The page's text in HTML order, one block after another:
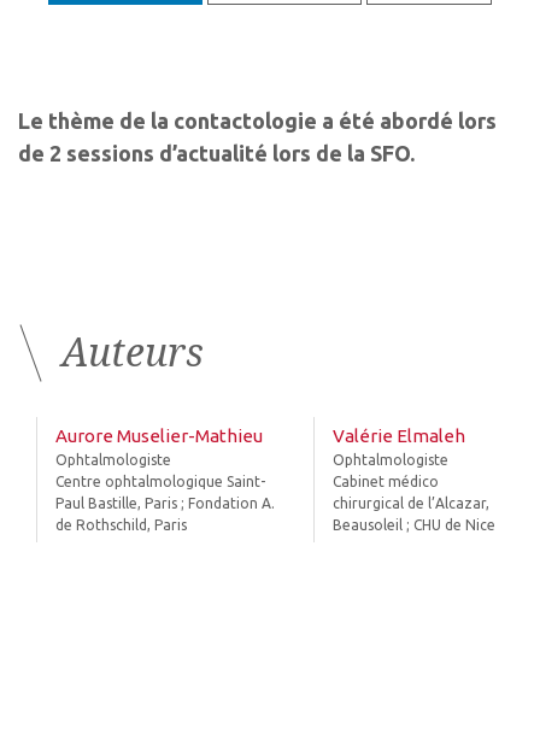
Le thème de la contactologie a été abordé lors
de 2 sessions d’actualité lors de la SFO.
Auteurs
Aurore Muselier-Mathieu
Ophtalmologiste
Centre ophtalmologique Saint-
Paul Bastille, Paris ; Fondation A.
de Rothschild, Paris
Valérie Elmaleh
Ophtalmologiste
Cabinet médico
chirurgical de l’Alcazar,
Beausoleil ; CHU de Nice